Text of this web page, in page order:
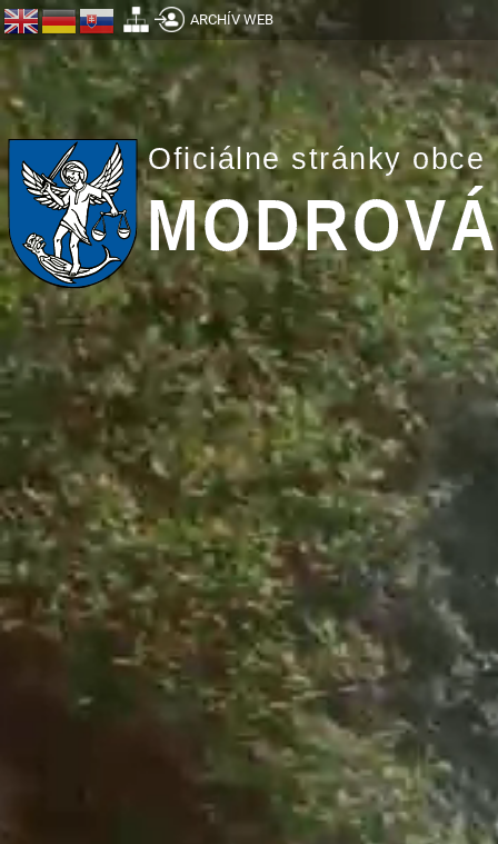
ARCHÍV WEB
Obec
Naša obec
Symboly obce
História
Modrovská jaskyňa
Kňaži vrch
Turistika v okolí
Virtuálny cintorín
Naša obec v médiách